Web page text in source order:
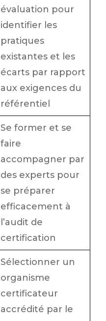
évaluation pour
identifier les
pratiques
existantes et les
écarts par rapport
aux exigences du
référentiel
Se former et se
faire
accompagner par
des experts pour
se préparer
efficacement à
l’audit de
certification
Sélectionner un
organisme
certificateur
accrédité par le